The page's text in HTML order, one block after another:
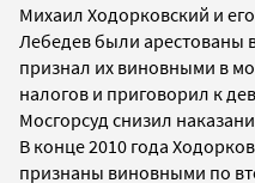
Михаил Ходорковский и
Лебедев были арестованы в
признал их виновными в
налогов и приговорил к
Мосгорсуд снизил
В конце 2010 года
признаны виновными по